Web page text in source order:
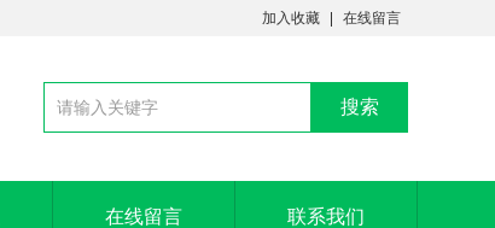
加入收藏 在线留言
在线留言 联系我们